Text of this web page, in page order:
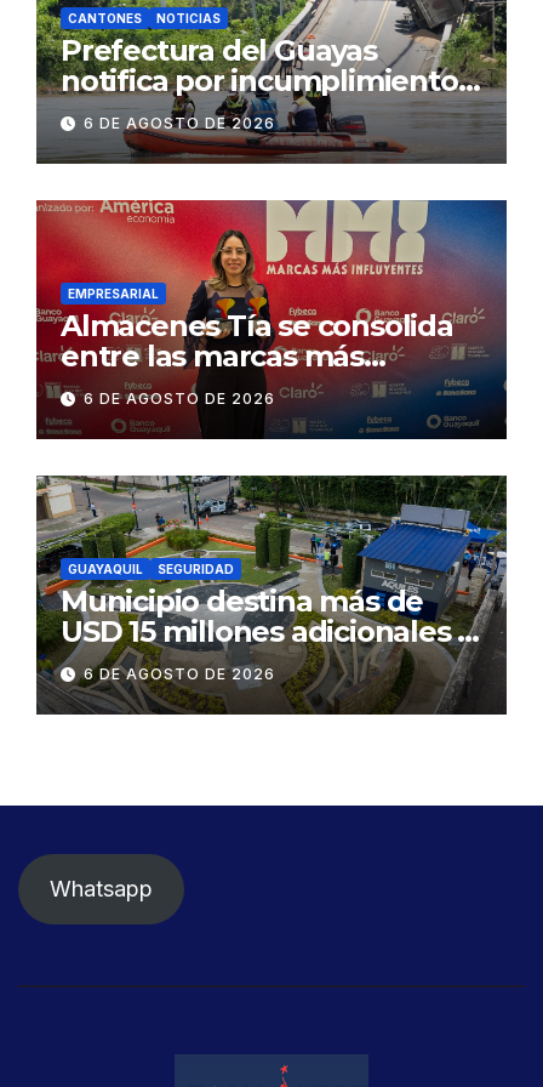
CANTONES NOTICIAS
Prefectura del Guayas
notifica por incumplimiento
contractual a la
Concesionaria CONORTE y
exige celeridad en
desmontaje del puente
Gonzalo Icaza Cornejo, en
Daule
6 DE AGOSTO DE 2026
EMPRESARIAL
Almacenes Tía se consolida
entre las marcas más
influyentes del Ecuador
6 DE AGOSTO DE 2026
GUAYAQUIL SEGURIDAD
Municipio destina más de
USD 15 millones adicionales a
SEGURA EP para fortalecer la
seguridad ciudadana
6 DE AGOSTO DE 2026
Whatsapp